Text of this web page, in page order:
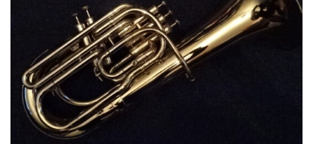
Add to
wishlist